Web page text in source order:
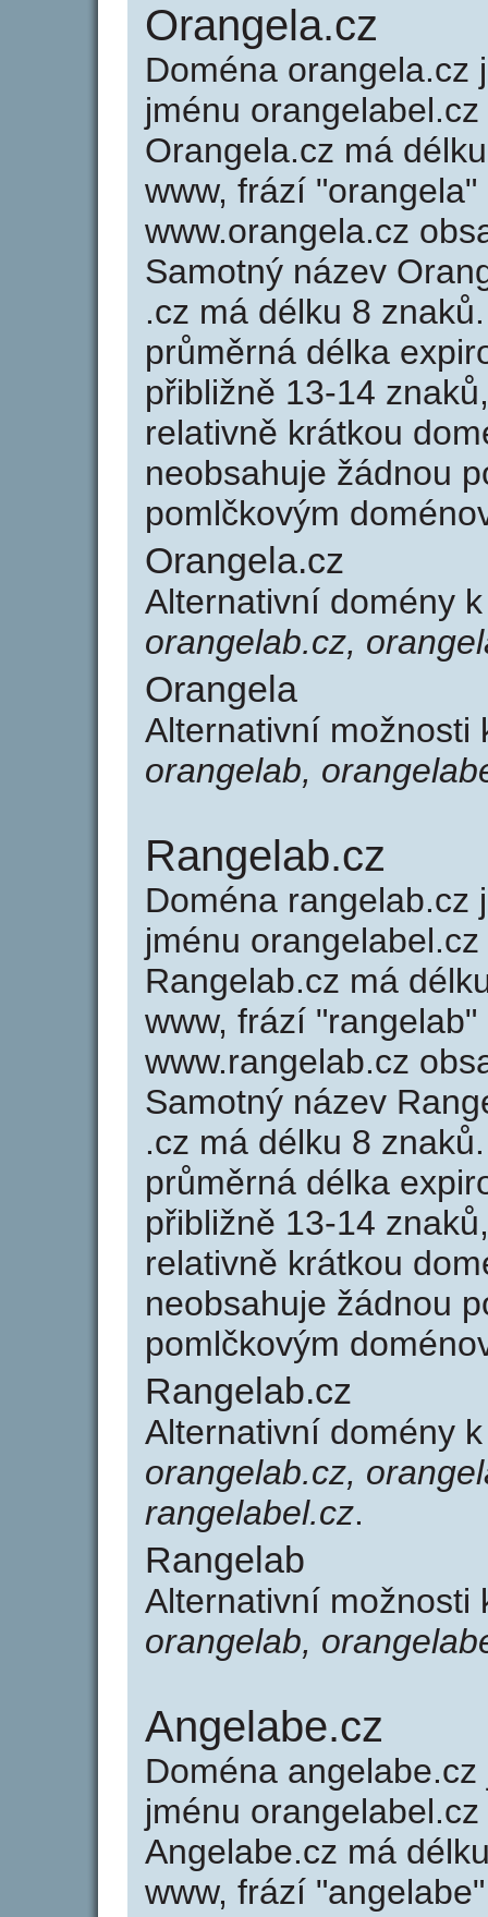
Orangela.cz
Doména orangela.cz
jménu
Orangela.cz má
www, frází
www.orangela.cz
Samotný název
.cz má délku 8
průměrná délka
přibližně 13-14
relativně krátkou
neobsahuje žádnou
pomlčkovým
Orangela.cz
Alternativní domény
orangelab.cz,
Orangela
Alternativní možnosti
orangelab,
Rangelab.cz
Doména rangelab.cz
jménu
Rangelab.cz má
www, frází
www.rangelab.cz
Samotný název
.cz má délku 8
průměrná délka
přibližně 13-14
relativně krátkou
neobsahuje žádnou
pomlčkovým
Rangelab.cz
Alternativní domény
orangelab.cz,
rangelabel.cz.
Rangelab
Alternativní možnosti
orangelab,
Angelabe.cz
Doména
jménu
Angelabe.cz má
www, frází